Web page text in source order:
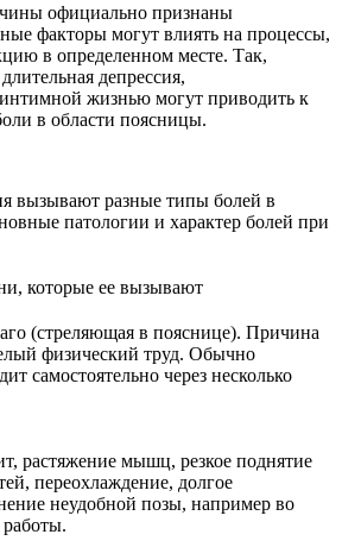
официально признаны
факторы могут влиять на процессы,
в определенном месте. Так,
депрессия,
интимной жизнью могут приводить к
в области поясницы.
вызывают разные типы болей в
патологии и характер болей при
которые ее вызывают
(стреляющая в пояснице). Причина
физический труд. Обычно
самостоятельно через несколько
растяжение мышц, резкое поднятие
переохлаждение, долгое
неудобной позы, например во